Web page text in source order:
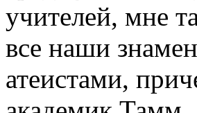
учителей, мне
все наши
атеистами,